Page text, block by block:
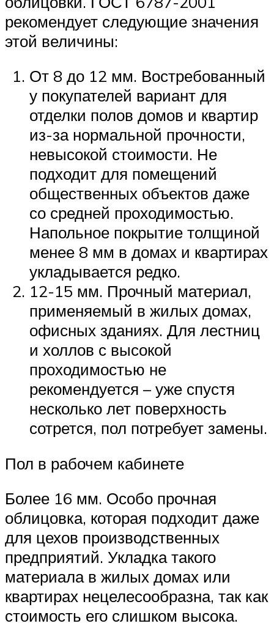
рекомендует следующие значения
этой величины:
От 8 до 12 мм. Востребованный
у покупателей вариант для
отделки полов домов и квартир
из-за нормальной прочности,
невысокой стоимости. Не
подходит для помещений
общественных объектов даже
со средней проходимостью.
Напольное покрытие толщиной
менее 8 мм в домах и квартирах
укладывается редко.
12-15 мм. Прочный материал,
применяемый в жилых домах,
офисных зданиях. Для лестниц
и холлов с высокой
проходимостью не
рекомендуется – уже спустя
несколько лет поверхность
сотрется, пол потребует замены.
Пол в рабочем кабинете
Более 16 мм. Особо прочная
облицовка, которая подходит даже
для цехов производственных
предприятий. Укладка такого
материала в жилых домах или
квартирах нецелесообразна, так как
стоимость его слишком высока.